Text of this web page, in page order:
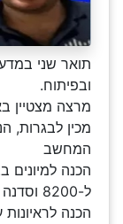
ובפיתוח.
מרצה מצטיין
מכין לבגרות,
המחשב
הכנה למיונים
ל-8200 וסדנה 8200
הכנה